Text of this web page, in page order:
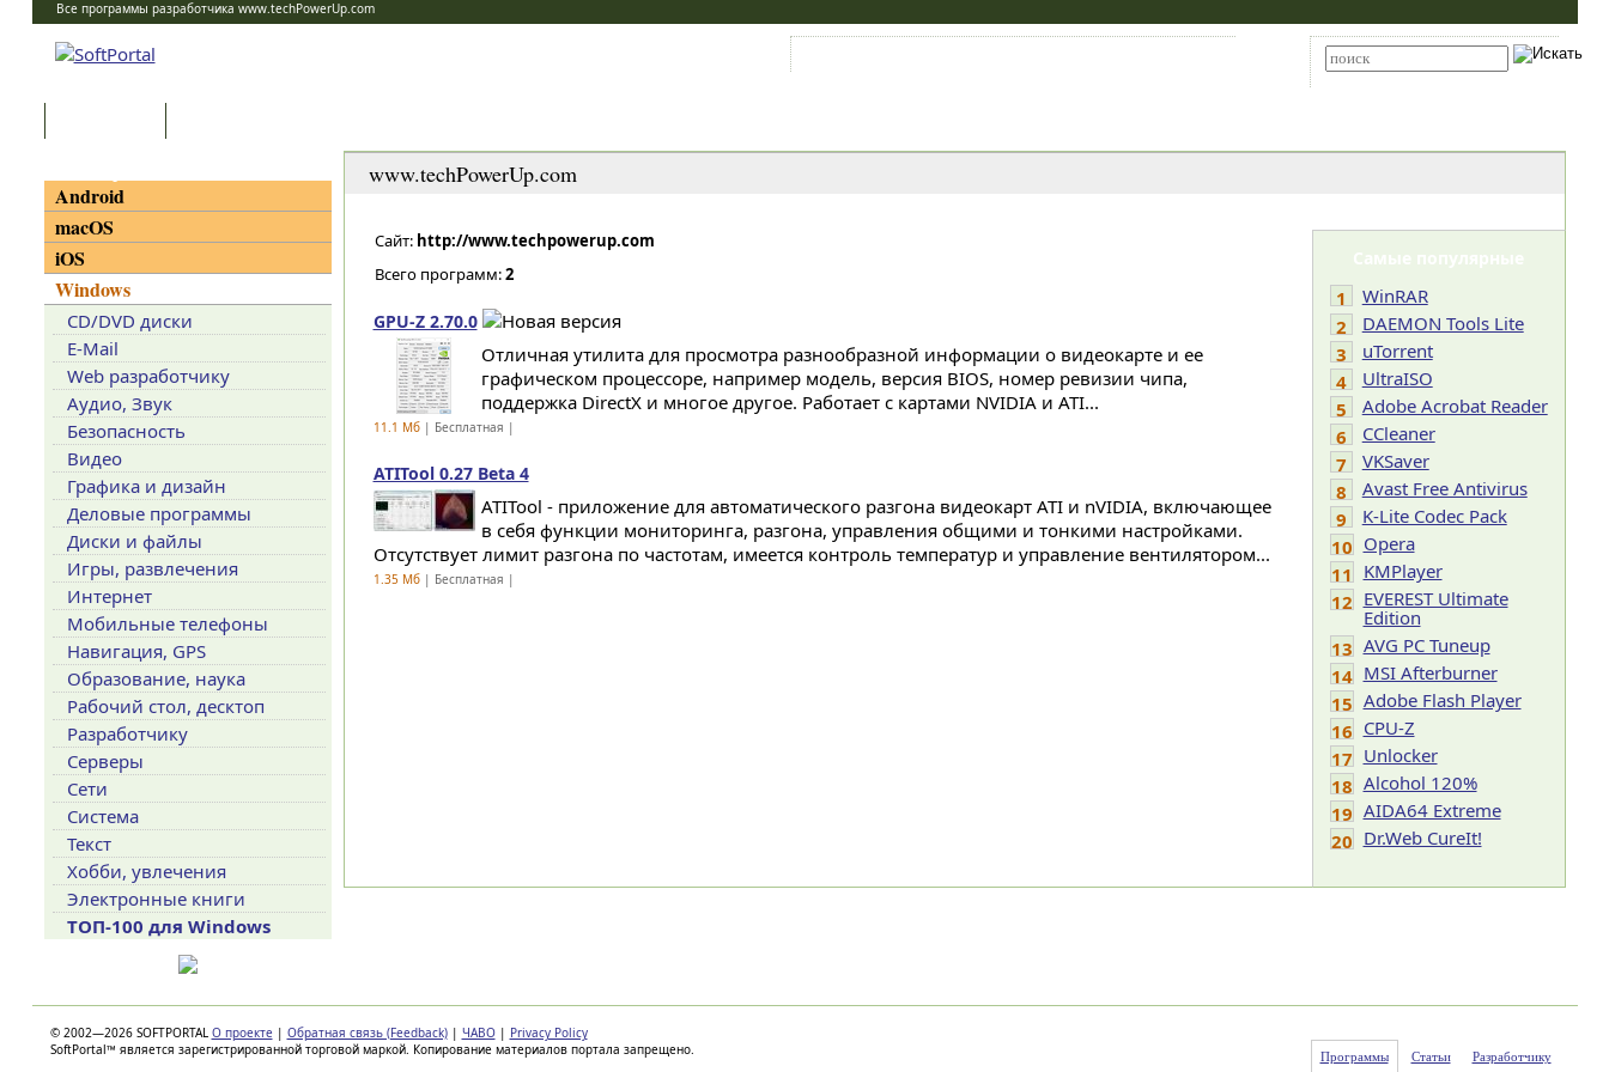
Все программы разработчика www.techPowerUp.com
www.techPowerUp.com
Сайт: http://www.techpowerup.com
Всего программ:2
GPU-Z 2.70.0
Отличная утилита для просмотра разнообразной информации о видеокарте и ее
графическом процессоре, например модель, версия BIOS, номер ревизии чипа,
поддержка DirectX и многое другое. Работает с картами NVIDIA и ATI...
11.1 Мб| Бесплатная |
ATITool 0.27 Beta 4
ATITool - приложение для автоматического разгона видеокарт ATI и nVIDIA, включающее
в себя функции мониторинга, разгона, управления общими и тонкими настройками.
Отсутствует лимит разгона по частотам, имеется контроль температур и управление вентилятором...
1.35 Мб| Бесплатная |
Самые популярные
1
WinRAR
2
DAEMON Tools Lite
3
uTorrent
4
UltraISO
5
Adobe Acrobat Reader
6
CCleaner
7
VKSaver
8
Avast Free Antivirus
9
K-Lite Codec Pack
10 Opera
11 KMPlayer
12 EVEREST Ultimate
Edition
13 AVG PC Tuneup
14 MSI Afterburner
15 Adobe Flash Player
16 CPU-Z
17 Unlocker
18 Alcohol 120%
19 AIDA64 Extreme
20 Dr.Web CureIt!
Android
macOS
iOS
Windows
CD/DVD диски
E-Mail
Web разработчику
Аудио, Звук
Безопасность
Видео
Графика и дизайн
Деловые программы
Диски и файлы
Игры, развлечения
Интернет
Мобильные телефоны
Навигация, GPS
Образование, наука
Рабочий стол, десктоп
Разработчику
Серверы
Сети
Система
Текст
Хобби, увлечения
Электронные книги
ТОП-100 для Windows
© 2002—2026 SOFTPORTAL О проекте | Обратная связь (Feedback) | ЧАВО | Privacy Policy
SoftPortal™ является зарегистрированной торговой маркой. Копирование материалов портала запрещено.
Программы Статьи Разработчику